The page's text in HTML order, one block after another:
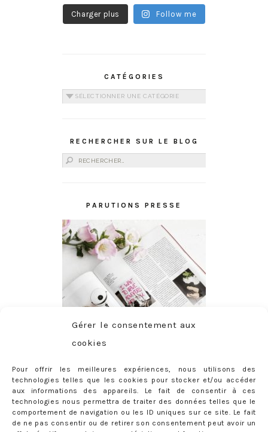
Gérer le consentement aux
cookies
Pour offrir les meilleures expériences, nous utilisons des
technologies telles que les cookies pour stocker et/ou accéder
aux informations des appareils. Le fait de consentir à ces
technologies nous permettra de traiter des données telles que le
comportement de navigation ou les ID uniques sur ce site. Le fait
de ne pas consentir ou de retirer son consentement peut avoir un
Charger plus Follow me
CATÉGORIES
Catégories
RECHERCHER SUR LE BLOG
Rechercher :
PARUTIONS PRESSE